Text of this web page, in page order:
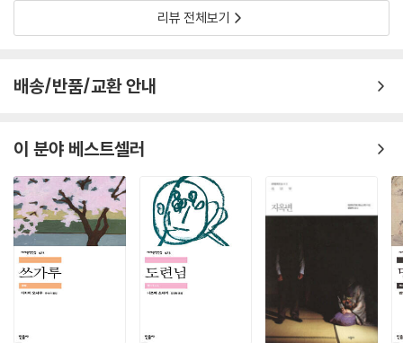
적상인 원무애袁無涯와 통속문학가인 풍몽룡馮夢龍이 이 판본을 간행
하면서 동시에 전호와 왕경을 토벌하는 고사 20회를 삽입하고 내용을 증
‘원무애간본袁無涯刊本’ 즉 『이씨장본충의수호전전李氏藏本忠義水
滸全傳』 혹은 『출상평점충의수호전전出相評點忠義水滸全傳』 120회
숭정崇禎 14년(1641)에 김성탄의 『관화당제오재자서시내암수호전貫
華堂第五才子書施耐庵水滸傳』이 간행되었다. 김성탄은 120회본에서
송강이 조정에 불려 들어간 이후의 내용을 잘라버리고 70회본을 만들었
는데, 300여 년 동안 70회 김성탄 평본評本이 유일한 통행본通行本이
었으며, 다른 판본들은 시장 밖으로 배척당했다.
현재 중국에서는 여러 출판사에서 다양한 ‘회차’의 『수호전』을 출판하고
있는데, 역시 주류는 70회, 100회, 120회본이다. 역자는 이들 가운데 송
강 무리가 조정의 부름을 받아 전호와 왕경 토벌에 나서는 내용이 포함된
것을 저본으로 삼았다. 상해고적출판사上海古籍出版社에서 1995년 출
리뷰 전체보기
배송/반품/교환 안내
이 분야 베스트셀러